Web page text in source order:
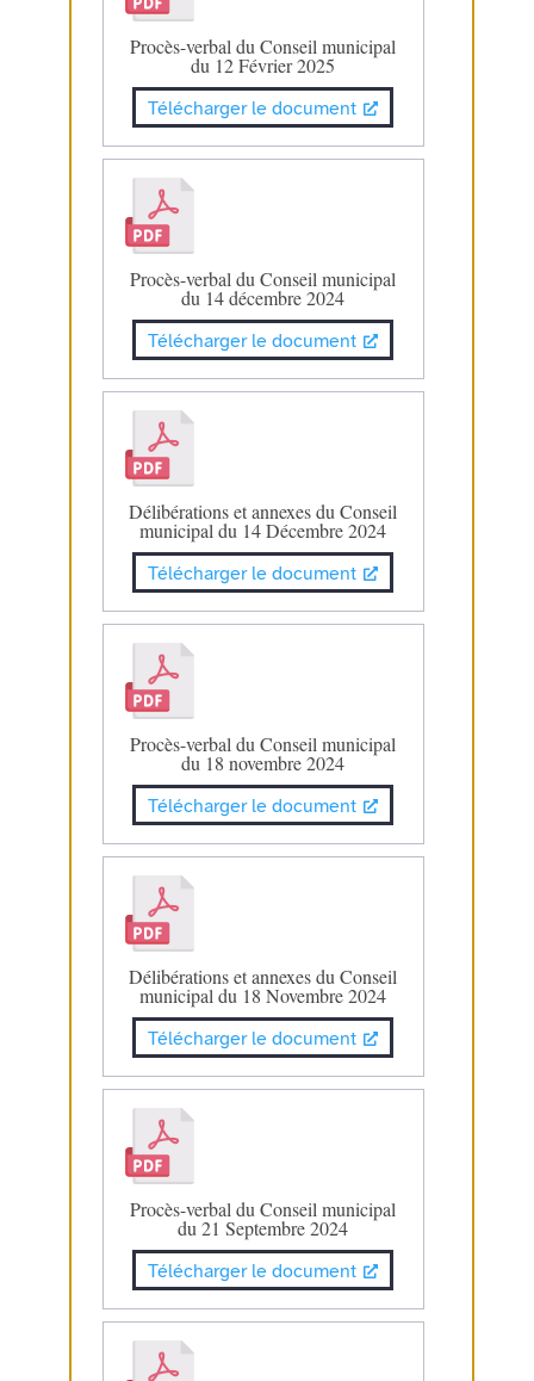
Procès-verbal du Conseil municipal
du 12 Février 2025
Télécharger le document
Procès-verbal du Conseil municipal
du 14 décembre 2024
Télécharger le document
Délibérations et annexes du Conseil
municipal du 14 Décembre 2024
Télécharger le document
Procès-verbal du Conseil municipal
du 18 novembre 2024
Télécharger le document
Délibérations et annexes du Conseil
municipal du 18 Novembre 2024
Télécharger le document
Procès-verbal du Conseil municipal
du 21 Septembre 2024
Télécharger le document